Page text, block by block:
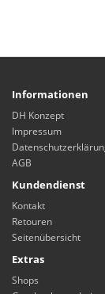
Informationen
DH Konzept
Impressum
AGB
Kundendienst
Kontakt
Retouren
Seitenübersicht
Extras
Shops